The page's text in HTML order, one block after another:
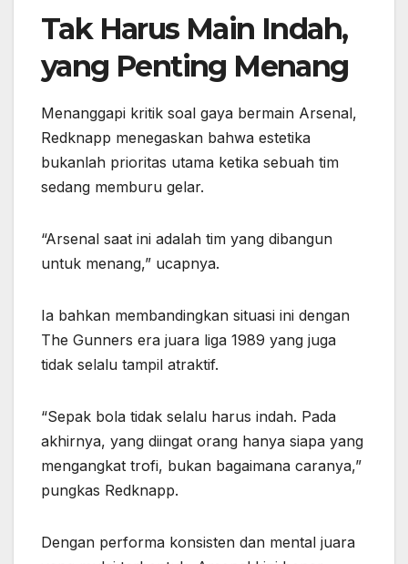
Tak Harus Main Indah,
yang Penting Menang
Menanggapi kritik soal gaya bermain Arsenal,
Redknapp menegaskan bahwa estetika
bukanlah prioritas utama ketika sebuah tim
sedang memburu gelar.
“Arsenal saat ini adalah tim yang dibangun
untuk menang,” ucapnya.
Ia bahkan membandingkan situasi ini dengan
The Gunners era juara liga 1989 yang juga
tidak selalu tampil atraktif.
“Sepak bola tidak selalu harus indah. Pada
akhirnya, yang diingat orang hanya siapa yang
mengangkat trofi, bukan bagaimana caranya,”
pungkas Redknapp.
Dengan performa konsisten dan mental juara